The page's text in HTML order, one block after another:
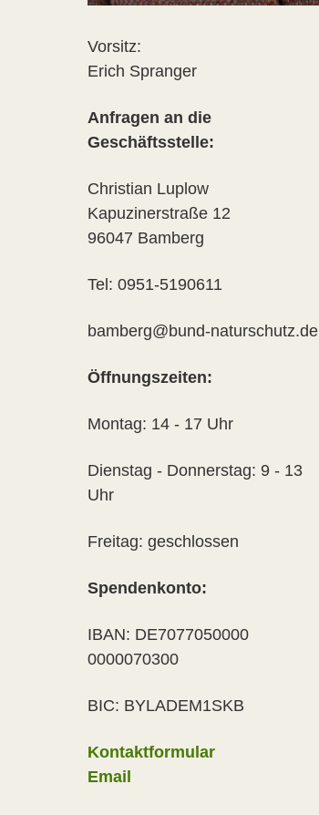
Vorsitz:
Erich Spranger
Anfragen an die
Geschäftsstelle:
Christian Luplow
Kapuzinerstraße 12
96047 Bamberg
Tel: 0951-5190611
bamberg@bund-naturschutz.de
Öffnungszeiten:
Montag: 14 - 17 Uhr
Dienstag - Donnerstag: 9 - 13
Uhr
Freitag: geschlossen
Spendenkonto:
IBAN: DE7077050000
0000070300
BIC: BYLADEM1SKB
Kontaktformular
Email